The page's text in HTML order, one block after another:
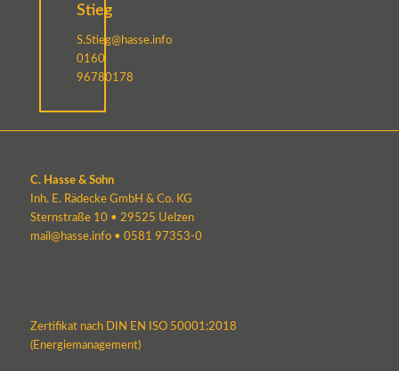
Stieg
S.Stieg@hasse.info
0160
96780178
C. Hasse & Sohn
Inh. E. Rädecke GmbH & Co. KG
Sternstraße 10 • 29525 Uelzen
mail@hasse.info• 0581 97353-0
Zertifikat nach DIN EN ISO 50001:2018
(Energiemanagement)